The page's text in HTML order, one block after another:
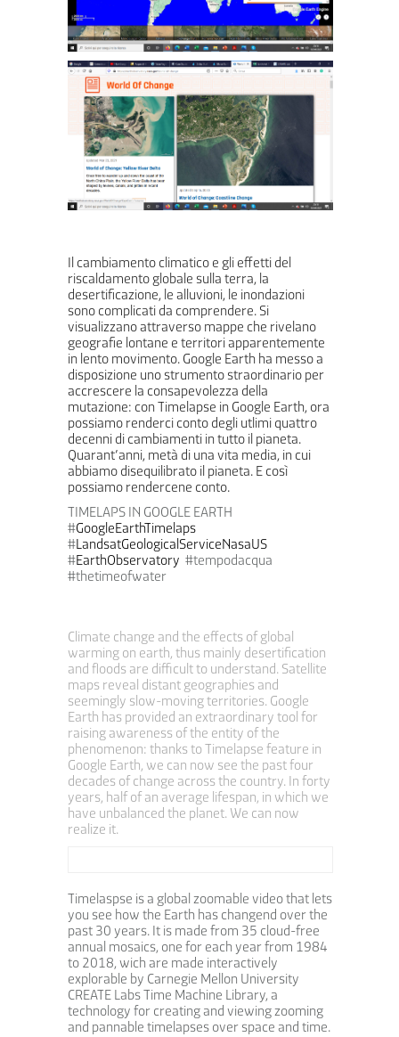
Il cambiamento climatico e gli effetti del
riscaldamento globale sulla terra, la
desertificazione, le alluvioni, le inondazioni
sono complicati da comprendere. Si
visualizzano attraverso mappe che rivelano
geografie lontane e territori apparentemente
in lento movimento. Google Earth ha messo a
disposizione uno strumento straordinario per
accrescere la consapevolezza della
mutazione: con Timelapse in Google Earth, ora
possiamo renderci conto degli utlimi quattro
decenni di cambiamenti in tutto il pianeta.
Quarant’anni, metà di una vita media, in cui
abbiamo disequilibrato il pianeta. E così
possiamo rendercene conto.
TIMELAPS IN GOOGLE EARTH
#GoogleEarthTimelaps
#LandsatGeologicalServiceNasaUS
#EarthObservatory #tempodacqua
#thetimeofwater
Climate change and the effects of global
warming on earth, thus mainly desertification
and floods are difficult to understand. Satellite
maps reveal distant geographies and
seemingly slow-moving territories. Google
Earth has provided an extraordinary tool for
raising awareness of the entity of the
phenomenon: thanks to Timelapse feature in
Google Earth, we can now see the past four
decades of change across the country. In forty
years, half of an average lifespan, in which we
have unbalanced the planet. We can now
realize it.
Timelaspse is a global zoomable video that lets
you see how the Earth has changend over the
past 30 years. It is made from 35 cloud-free
annual mosaics, one for each year from 1984
to 2018, wich are made interactively
explorable by Carnegie Mellon University
CREATE Labs Time Machine Library, a
technology for creating and viewing zooming
and pannable timelapses over space and time.